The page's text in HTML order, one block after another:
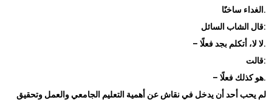
الغداء ساخنًا .
قال الشاب السائل:
– لا لا، أتكلم بجد فعلًا.
قالت:
– هو كذلك فعلًا.
لم يحب أحد أن يدخل في نقاش عن أهمية التعليم الجامعي والعمل وتحقيق